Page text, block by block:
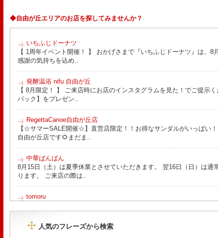
◆自由が丘エリアのお店を探してみませんか？
いちふじドーナツ
【 1周年イベント開催！ 】 おかげさまで『いちふじドーナツ』は、8
感謝の気持ちを込め..
発酵温浴 nifu 自由が丘
【 8月限定！ 】 ご来店時にお店のインスタグラムを見た！でご提示
パック】をプレゼン..
RegettaCanoe自由が丘店
【☆サマーSALE開催☆】直営店限定！！お得なサンダルがいっぱい
自由が丘店です🌻まだま..
中華ばんばん
8月15日（土）は夏季休業とさせていただきます。 翌16日（日）は通
ります。 ご来店の際は..
tomoru
人気のフレーズから検索